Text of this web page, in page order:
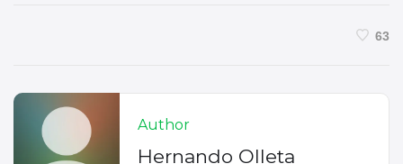
63
Author
Hernando Olleta